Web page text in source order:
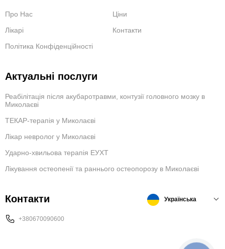
Про Нас
Ціни
Лікарі
Контакти
Політика Конфіденційності
Актуальні послуги
Реабілітація після акубаротравми, контузії головного мозку в
Миколаєві
ТЕКАР-терапія у Миколаєві
Лікар невролог у Миколаєві
Ударно-хвильова терапія ЕУХТ
Лікування остеопенії та раннього остеопорозу в Миколаєві
Контакти
+380670090600
Українська